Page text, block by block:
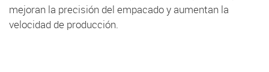
mejoran la precisión del empacado y aumentan la
velocidad de producción.